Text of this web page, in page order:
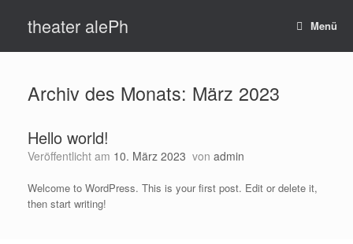
springentheater alePh Menü
Archiv des Monats: März 2023
Hello world!
Veröffentlicht am 10. März 2023 von admin
Welcome to WordPress. This is your first post. Edit or delete it,
then start writing!